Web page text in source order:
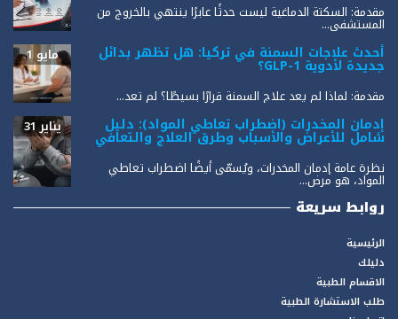
مقدمة: السكتة الدماغية ليست حدثًا عابرًا ينتهي بالخروج من
المستشفى...
أحدث علاجات السمنة في تركيا: هل تظهر بدائل
جديدة لأدوية GLP-1؟
مايو 1
مقدمة: لماذا لم يعد علاج السمنة قرارًا بسيطًا؟ لم تعد...
إدمان المخدرات (اضطراب تعاطي المواد): دليل
شامل للأعراض والأسباب وطرق العلاج والتعافي
يناير 31
نظرة عامة إدمان المخدرات، ويُسمّى أيضًا اضطراب تعاطي
المواد، هو مرض...
روابط سريعة
الرئيسية
دليلك
الاقسام الطبية
طلب الاستشارة الطبية